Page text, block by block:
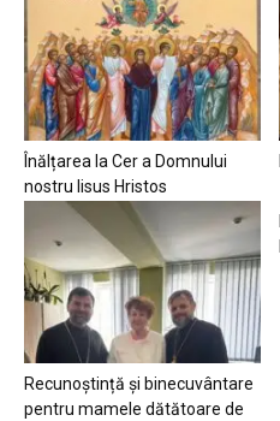
Înălțarea la Cer a Domnului
nostru Iisus Hristos
Recunoștință și binecuvântare
pentru mamele dătătoare de